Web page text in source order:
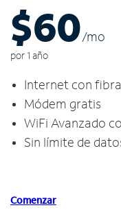
$60/mo
por 1 año
Internet con
Módem gratis
WiFi Avanzado
Sin límite de
Comenzar